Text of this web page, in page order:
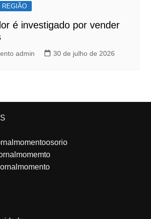
REGIÃO
é investigado por vender
admin 30 de julho de 2026